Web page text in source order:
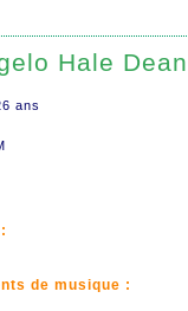
Hale
ans
de musique :